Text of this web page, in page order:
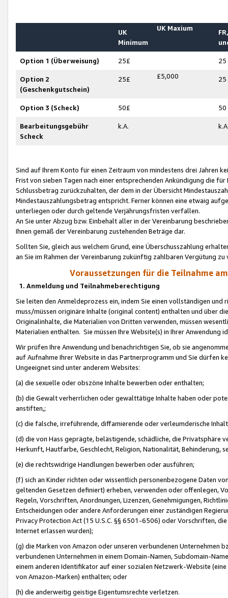
UK
Minimum
UK Maxium
Option 1 (Überweisung) 25£ 25
Option 2
(Geschenkgutschein)
25£ £5,000 25
Option 3 (Scheck) 50£ 50
Bearbeitungsgebühr
Scheck
k.A.
Sind auf Ihrem Konto für einen Zeitraum von mindestens drei Jahren
Frist von sieben Tagen nach einer entsprechenden Ankündigung die
Schlussbetrag zurückzuhalten, der dem in der Übersicht
Mindestauszahlungsbetrag entspricht. Ferner können eine etwaig
unterliegen oder durch geltende Verjährungsfristen verfallen.
An Sie unter Abzug bzw. Einbehalt aller in der Vereinbarung
Ihnen gemäß der Vereinbarung zustehenden Beträge dar.
Sollten Sie, gleich aus welchem Grund, eine Überschusszahlung
an Sie im Rahmen der Vereinbarung zukünftig zahlbaren Vergütung zu
Voraussetzungen für die Teilnahme
1. Anmeldung und Teilnahmeberechtigung
Sie leiten den Anmeldeprozess ein, indem Sie einen vollständigen
muss/müssen originäre Inhalte (original content) enthalten und über
Originalinhalte, die Materialien von Dritten verwenden, müssen
Materialien enthalten. Sie müssen Ihre Website(s) in Ihrer Anwendung
Wir prüfen Ihre Anwendung und benachrichtigen Sie, ob sie
auf Aufnahme Ihrer Website in das Partnerprogramm und Sie dürfen
Ungeeignet sind unter anderem Websites:
(a) die sexuelle oder obszöne Inhalte bewerben oder enthalten;
(b) die Gewalt verherrlichen oder gewalttätige Inhalte haben oder
anstiften,;
(c) die falsche, irreführende, diffamierende oder verleumderische
(d) die von Hass geprägte, belästigende, schädliche, die Privatsphäre
Herkunft, Hautfarbe, Geschlecht, Religion, Nationalität, Behinderung,
(e) die rechtswidrige Handlungen bewerben oder ausführen;
(f) sich an Kinder richten oder wissentlich personenbezogene Daten
geltenden Gesetzen definiert) erheben, verwenden oder offenlegen,
Regeln, Vorschriften, Anordnungen, Lizenzen, Genehmigungen,
Entscheidungen oder andere Anforderungen einer zuständigen
Privacy Protection Act (15 U.S.C. §§ 6501-6506) oder Vorschriften,
Internet erlassen wurden);
(g) die Marken von Amazon oder unseren verbundenen Unternehmen
verbundenen Unternehmen in einem Domain-Namen, Subdomain-
einem anderen Identifikator auf einer sozialen Netzwerk-Website
von Amazon-Marken) enthalten; oder
(h) die anderweitig geistige Eigentumsrechte verletzen.